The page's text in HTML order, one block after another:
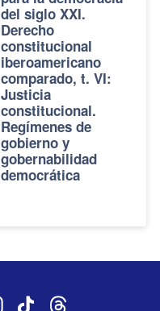
del siglo XXI.
Derecho
constitucional
iberoamericano
comparado, t. VI:
Justicia
constitucional.
Regímenes de
gobierno y
gobernabilidad
democrática